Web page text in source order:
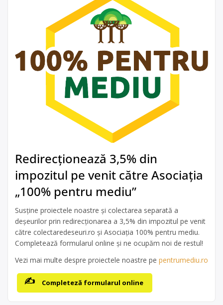
Redirecționează 3,5% din
impozitul pe venit către Asociația
„100% pentru mediu”
Susține proiectele noastre și colectarea separată a
deșeurilor prin redirecționarea a 3,5% din impozitul pe venit
către colectaredeseuri.ro și Asociația 100% pentru mediu.
Completează formularul online și ne ocupăm noi de restul!
Vezi mai multe despre proiectele noastre pe pentrumediu.ro
Completeză formularul online